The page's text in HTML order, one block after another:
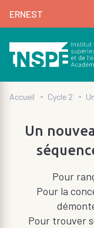
ERNEST
d'Ariane
Accueil Cycle 2
Un
Pour
Pour la
Pour trouver
de
page